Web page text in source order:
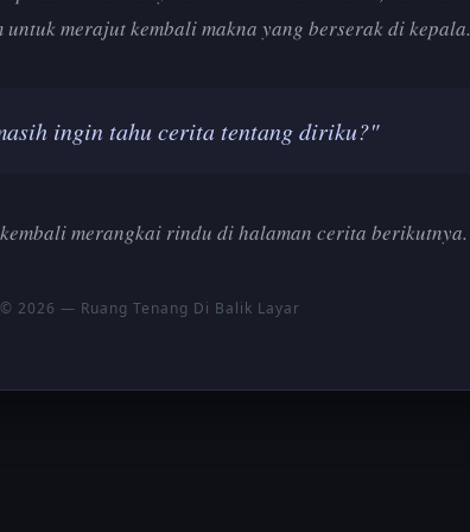
merajut kembali makna yang berserak di kepala.
ingin tahu cerita tentang diriku?"
merangkai rindu di halaman cerita berikutnya.
© 2026 — Ruang Tenang Di Balik Layar